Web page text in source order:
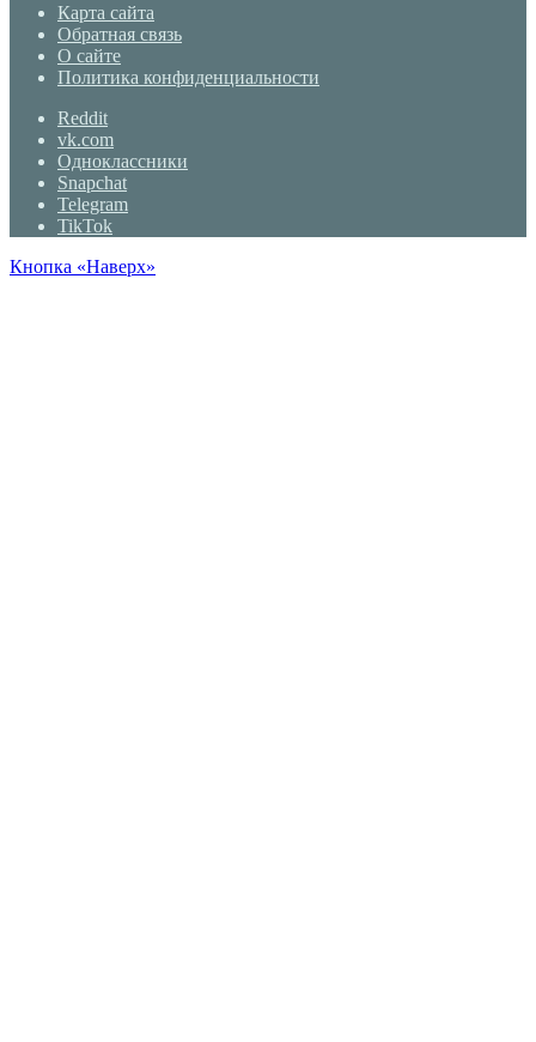
Карта сайта
Обратная связь
О сайте
Политика конфиденциальности
Reddit
vk.com
Одноклассники
Snapchat
Telegram
TikTok
Кнопка «Наверх»